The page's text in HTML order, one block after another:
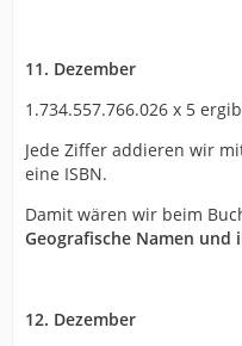
11. Dezember
1.734.557.766.026 x 5
Jede Ziffer addieren wir
eine ISBN.
Damit wären wir beim
Geografische Namen und
12. Dezember